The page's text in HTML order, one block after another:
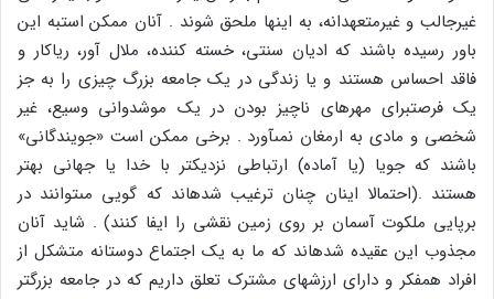
غیرجالب و غیرمتعهدانه، به اینها ملحق شوند . آنان ممکن است‏به این
باور رسیده باشند که ادیان سنتى، خسته کننده، ملال آور، ریاکار و
فاقد احساس هستند و یا زندگى در یک جامعه بزرگ چیزى را به جز
یک فرصت‏براى مهره‏اى ناچیز بودن در یک موش‏دوانى وسیع، غیر
شخصى و مادى به ارمغان نمى‏آورد . برخى ممکن است «جویندگانى‏»
باشند که جویا (یا آماده) ارتباطى نزدیک‏تر با خدا یا جهانى بهتر
هستند .(احتمالا اینان چنان ترغیب شده‏اند که گویى مى‏توانند در
برپایى ملکوت آسمان بر روى زمین نقشى را ایفا کنند) . شاید آنان
مجذوب این عقیده شده‏اند که ما به یک اجتماع دوستانه متشکل از
افراد هم‏فکر و داراى ارزش‏هاى مشترک تعلق داریم که در جامعه بزرگتر